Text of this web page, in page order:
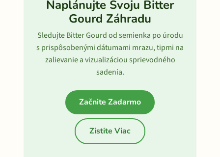
Naplánujte Svoju Bitter
Gourd Záhradu
Sledujte Bitter Gourd od semienka po úrodu
s prispôsobenými dátumami mrazu, tipmi na
zalievanie a vizualizáciou sprievodného
sadenia.
Začnite Zadarmo
Zistite Viac